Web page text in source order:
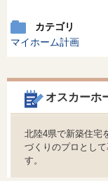
カテゴリ
マイホーム計画
オスカーホ
北陸4県で新築住宅
づくりのプロとし
す。